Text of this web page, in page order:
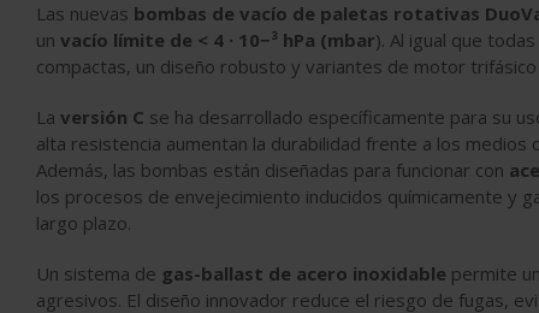
Las nuevas bombas de vacío de paletas rotativas
un vacío límite de < 4 · 10−³ hPa (mbar). Al igual que
compactas, un diseño robusto y variantes de motor
La versión C se ha desarrollado específicamente para su
alta resistencia aumentan la durabilidad frente a los
Además, las bombas están diseñadas para funcionar con
los procesos de envejecimiento inducidos químicamente y
largo plazo.
Un sistema de gas-ballast de acero inoxidable permite
agresivos. El diseño innovador reduce el riesgo de fugas,